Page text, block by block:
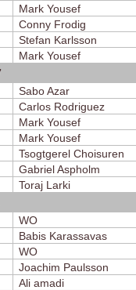
Mark Yousef
Conny Frodig
Stefan Karlsson
Mark Yousef
Sabo Azar
Carlos Rodriguez
Mark Yousef
Mark Yousef
Tsogtgerel Choisuren
Gabriel Aspholm
Toraj Larki
WO
Babis Karassavas
WO
Joachim Paulsson
Ali amadi